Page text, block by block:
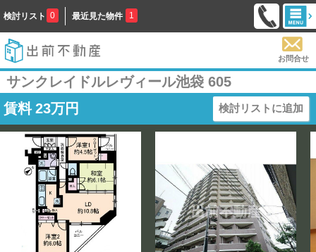
検討リスト 0 最近見た物件 1
お問合せ
サンクレイドルレヴィール池袋 605
賃料 23万円 検討リストに追加